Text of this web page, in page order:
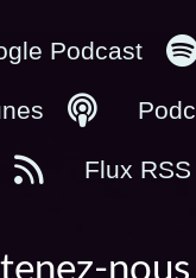
Podcast
Flux RSS
nous